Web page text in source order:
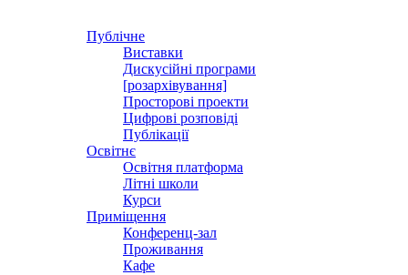
Публічне
Виставки
Дискусійні програми
[розархівування]
Просторові проекти
Цифрові розповіді
Публікації
Освітнє
Освітня платформа
Літні школи
Курси
Приміщення
Конференц-зал
Проживання
Кафе